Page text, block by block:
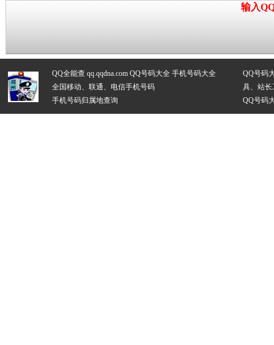
输入
QQ全能查 qq.qqdna.com QQ号码大全 手机号码大全
全国移动、联通、电信手机号码
手机号码归属地查询
QQ号码
具、站长
QQ号码